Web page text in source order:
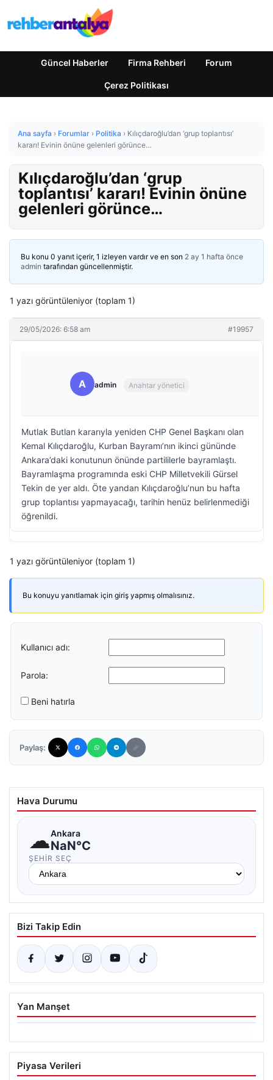
Güncel Haberler Firma Rehberi Forum
Çerez Politikası
Ana sayfa › Forumlar › Politika › Kılıçdaroğlu’dan ‘grup toplantısı’
kararı! Evinin önüne gelenleri görünce…
Kılıçdaroğlu’dan ‘grup
toplantısı’ kararı! Evinin önüne
gelenleri görünce…
Bu konu 0 yanıt içerir, 1 izleyen vardır ve en son 2 ay 1 hafta önce
admin tarafından güncellenmiştir.
1 yazı görüntüleniyor (toplam 1)
29/05/2026: 6:58 am #19957
A admin Anahtar yönetici
Mutlak Butlan kararıyla yeniden CHP Genel Başkanı olan
Kemal Kılıçdaroğlu, Kurban Bayramı’nın ikinci gününde
Ankara’daki konutunun önünde partililerle bayramlaştı.
Bayramlaşma programında eski CHP Milletvekili Gürsel
Tekin de yer aldı. Öte yandan Kılıçdaroğlu’nun bu hafta
grup toplantısı yapmayacağı, tarihin henüz belirlenmediği
öğrenildi.
1 yazı görüntüleniyor (toplam 1)
Bu konuyu yanıtlamak için giriş yapmış olmalısınız.
Kullanıcı adı:
Parola:
Beni hatırla
Paylaş:
Hava Durumu
☁Ankara
NaN°C
ŞEHIR SEÇ
Bizi Takip Edin
Yan Manşet
06.08.2026
Ertuğrul Özkök’ün Hakaret İddialarına
İfade Verme Süreci
Piyasa Verileri